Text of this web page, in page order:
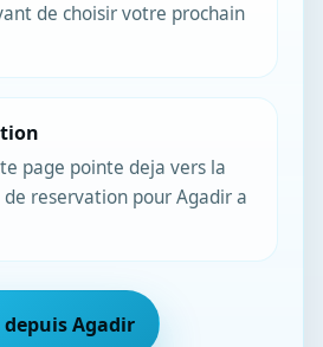
de choisir votre prochain
page pointe deja vers la
reservation pour Agadir a
Agadir